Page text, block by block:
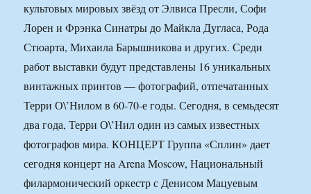
культовых мировых звёзд от Элвиса Пресли, Софи
Лорен и Фрэнка Синатры до Майкла Дугласа, Рода
Стюарта, Михаила Барышникова и других. Среди
работ выставки будут представлены 16 уникальных
винтажных принтов — фотографий, отпечатанных
Терри О\’Нилом в 60-70-е годы. Сегодня, в семьдесят
два года, Терри О\’Нил один из самых известных
фотографов мира. КОНЦЕРТ Группа «Сплин» дает
сегодня концерт на Arena Moscow, Национальный
филармонический оркестр с Денисом Мацуевым